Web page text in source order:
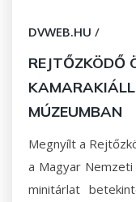
DVWEB.HU /
REJTŐZKÖDŐ
MÚZEUMBAN
Megnyílt a
a Magyar
minitárlat